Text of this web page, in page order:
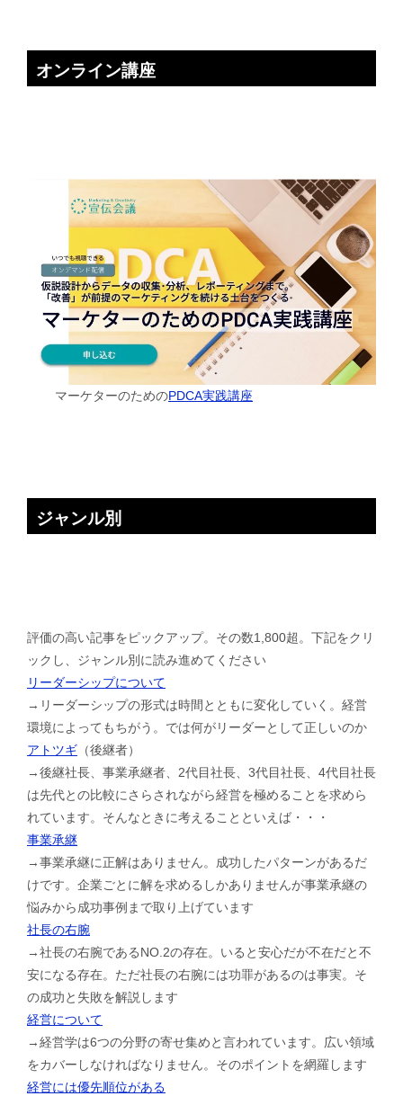
オンライン講座
マーケターのためのPDCA実践講座
ジャンル別
評価の高い記事をピックアップ。その数1,800超。下記をクリ
ックし、ジャンル別に読み進めてください
リーダーシップについて
→リーダーシップの形式は時間とともに変化していく。経営
環境によってもちがう。では何がリーダーとして正しいのか
アトツギ （後継者）
→後継社長、事業承継者、2代目社長、3代目社長、4代目社長
は先代との比較にさらされながら経営を極めることを求めら
れています。そんなときに考えることといえば・・・
事業承継
→事業承継に正解はありません。成功したパターンがあるだ
けです。企業ごとに解を求めるしかありませんが事業承継の
悩みから成功事例まで取り上げています
社長の右腕
→社長の右腕であるNO.2の存在。いると安心だが不在だと不
安になる存在。ただ社長の右腕には功罪があるのは事実。そ
の成功と失敗を解説します
経営について
→経営学は6つの分野の寄せ集めと言われています。広い領域
をカバーしなければなりません。そのポイントを網羅します
経営には優先順位がある